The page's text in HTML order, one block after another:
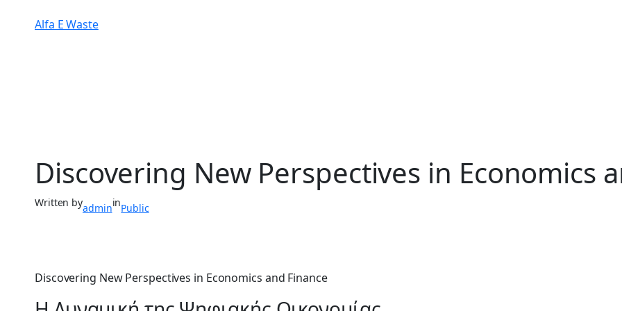
Alfa E Waste
Discovering New Perspectives in Economics
Written byadmininPublic
Discovering New Perspectives in Economics and Finance